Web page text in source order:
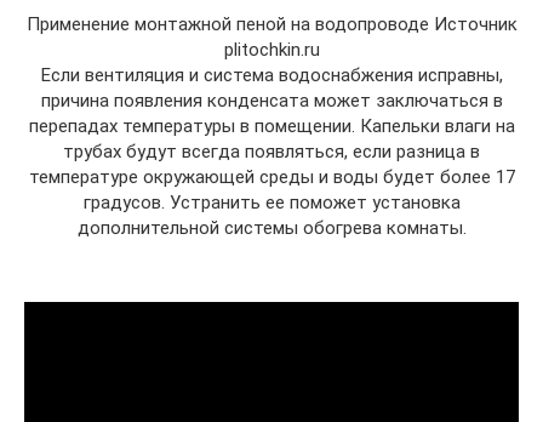
Применение монтажной пеной на водопроводе Источник
plitochkin.ru
Если вентиляция и система водоснабжения исправны,
причина появления конденсата может заключаться в
перепадах температуры в помещении. Капельки влаги на
трубах будут всегда появляться, если разница в
температуре окружающей среды и воды будет более 17
градусов. Устранить ее поможет установка
дополнительной системы обогрева комнаты.